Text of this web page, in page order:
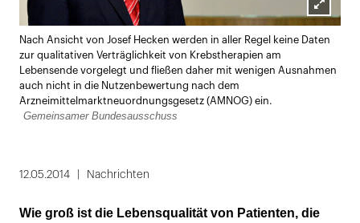
Lightbox
öffnen
Nach Ansicht von Josef Hecken werden in aller Regel keine Daten
zur qualitativen Verträglichkeit von Krebstherapien am
Lebensende vorgelegt und fließen daher mit wenigen Ausnahmen
auch nicht in die Nutzenbewertung nach dem
Arzneimittelmarktneuordnungsgesetz (AMNOG) ein.
Gemeinsamer Bundesausschuss
12.05.2014 Nachrichten
Wie groß ist die Lebensqualität von Patienten, die